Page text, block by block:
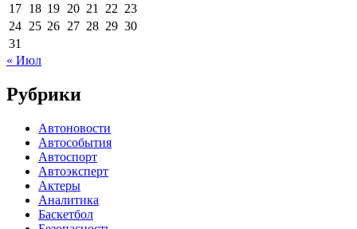
17 18 19 20 21 22 23
24 25 26 27 28 29 30
31
« Июл
Рубрики
Автоновости
Автособытия
Автоспорт
Автоэксперт
Актеры
Аналитика
Баскетбол